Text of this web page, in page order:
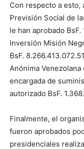
Con respecto a esto,
Previsión Social de
le han aprobado
Inversión Misión
BsF.
Anónima
encargada de
autorizado BsF.
Finalmente, el
fueron aprobados
presidenciales